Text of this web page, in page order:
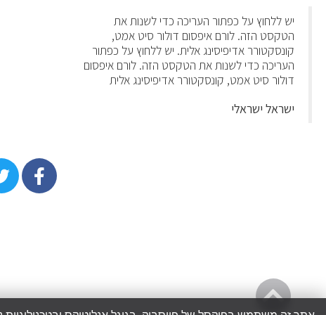
יש ללחוץ על כפתור העריכה כדי לשנות את
הטקסט הזה. לורם איפסום דולור סיט אמט,
קונסקטורר אדיפיסינג אלית. יש ללחוץ על כפתור
העריכה כדי לשנות את הטקסט הזה. לורם איפסום
דולור סיט אמט, קונסקטורר אדיפיסינג אלית
ישראל ישראלי
גלילה